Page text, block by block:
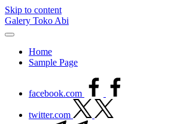
Skip to content
Galery Toko Abi
Home
Sample Page
facebook.com
twitter.com